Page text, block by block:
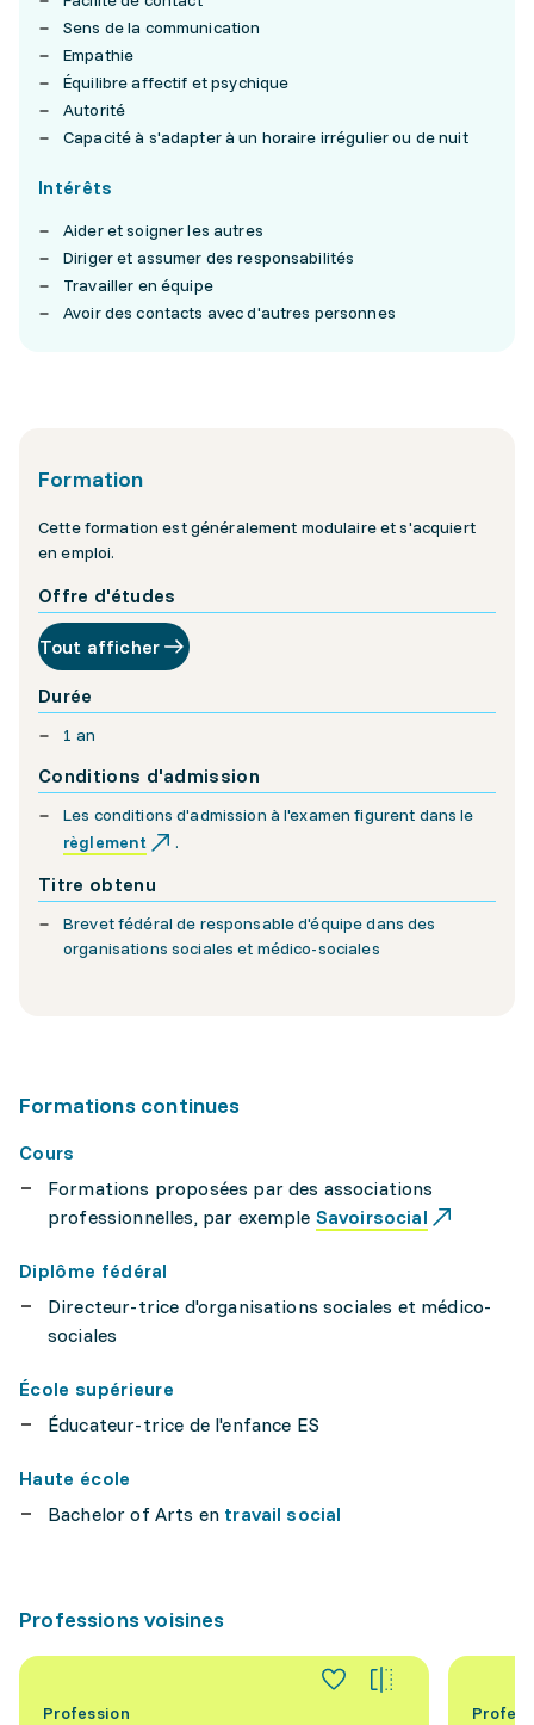
Sens de la communication
Empathie
Équilibre affectif et psychique
Autorité
Capacité à s'adapter à un horaire irrégulier ou de nuit
Intérêts
Aider et soigner les autres
Diriger et assumer des responsabilités
Travailler en équipe
Avoir des contacts avec d'autres personnes
Formation
Cette formation est généralement modulaire et s'acquiert
en emploi.
Offre d'études
Tout afficher
Durée
1 an
Conditions d'admission
Les conditions d'admission à l'examen figurent dans le
règlement
.
Titre obtenu
Brevet fédéral de responsable d'équipe dans des
organisations sociales et médico-sociales
Formations continues
Cours
Formations proposées par des associations
professionnelles, par exemple Savoirsocial
Diplôme fédéral
Directeur-trice d'organisations sociales et médico-
sociales
École supérieure
Éducateur-trice de l'enfance ES
Haute école
Bachelor of Arts en travail social
Professions voisines
Profession